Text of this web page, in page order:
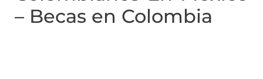
– Becas en Colombia